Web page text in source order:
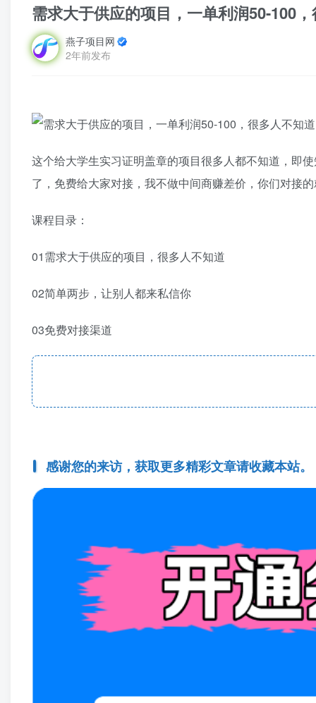
需求大于供应的项目，一单利润50-100
燕子项目网
2年前发布
这个给大学生实习证明盖章的项目很多人都不知道，即
了，免费给大家对接，我不做中间商赚差价，你们对接
课程目录：
01需求大于供应的项目，很多人不知道
02简单两步，让别人都来私信你
03免费对接渠道
感谢您的来访，获取更多精彩文章请收藏本站。